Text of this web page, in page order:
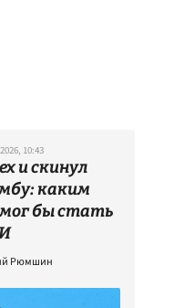
10:43
и скинул
каким
бы стать
Рюмшин